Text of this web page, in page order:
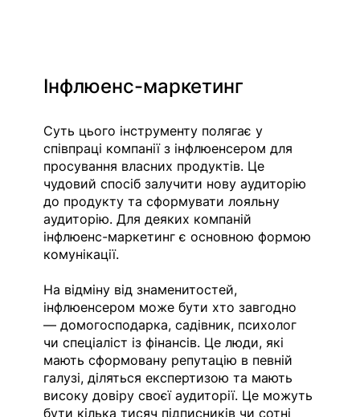
Інфлюенс-маркетинг
Суть цього інструменту полягає у
співпраці компанії з інфлюенсером для
просування власних продуктів. Це
чудовий спосіб залучити нову аудиторію
до продукту та сформувати лояльну
аудиторію. Для деяких компаній
інфлюенс-маркетинг є основною формою
комунікації.
На відміну від знаменитостей,
інфлюенсером може бути хто завгодно
— домогосподарка, садівник, психолог
чи спеціаліст із фінансів. Це люди, які
мають сформовану репутацію в певній
галузі, діляться експертизою та мають
високу довіру своєї аудиторії. Це можуть
бути кілька тисяч підписників чи сотні